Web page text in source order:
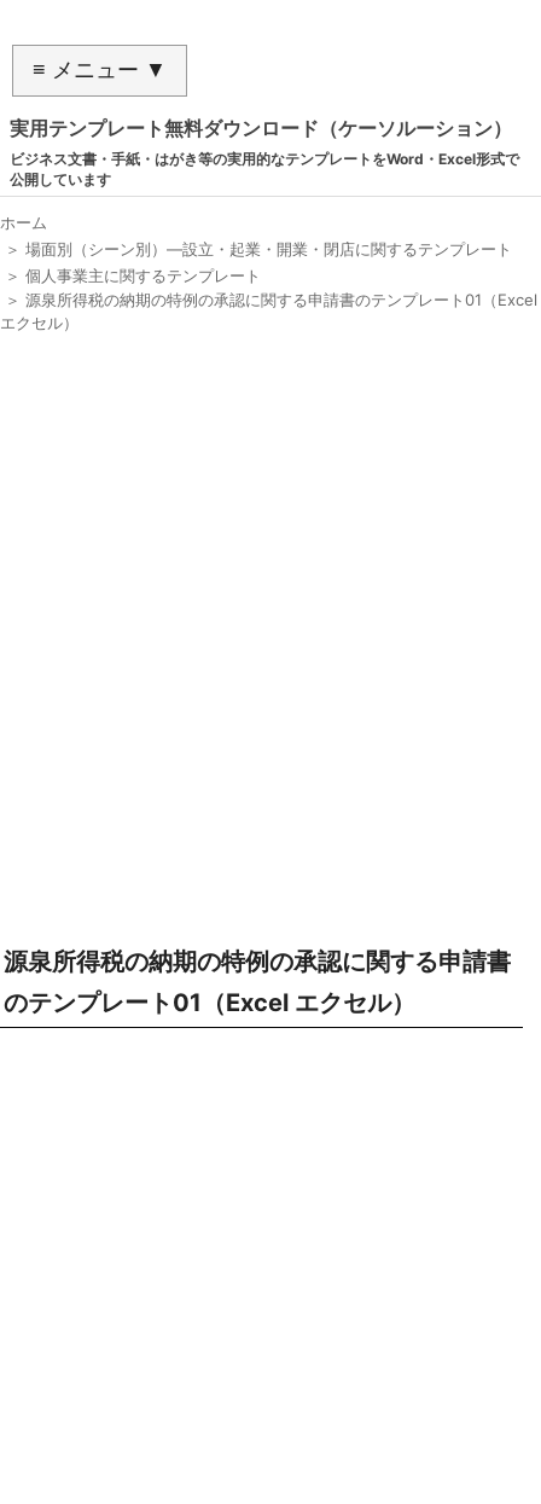
≡ メニュー ▼
実用テンプレート無料ダウンロード（ケーソルーション）
ビジネス文書・手紙・はがき等の実用的なテンプレートをWord・Excel形式で
公開しています
ホーム
＞ 場面別（シーン別）―設立・起業・開業・閉店に関するテンプレート
＞ 個人事業主に関するテンプレート
＞ 源泉所得税の納期の特例の承認に関する申請書のテンプレート01（Excel
エクセル）
源泉所得税の納期の特例の承認に関する申請書
のテンプレート01（Excel エクセル）